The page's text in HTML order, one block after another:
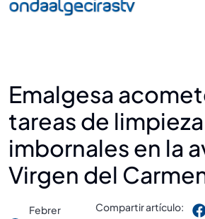
Emalgesa
tareas de
imbornales en la
Virgen del
Febrer
Compartir artículo: